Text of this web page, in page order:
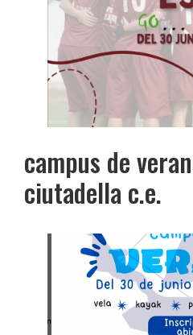
campus de
ciutadella c.e.